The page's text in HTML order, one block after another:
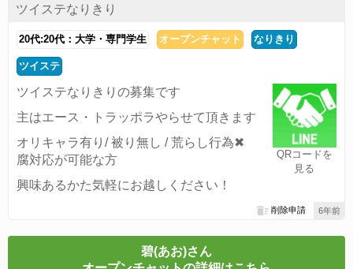
ツイステなりきり
20代:20代：大学・専門学生 オープンチャット なりきり
ツイステ
QRコードを
見る
ツイステなりきりの募集です
主はエース・トラッポラやらせて頂きます
オリキャラ有り/ 被り無し / 荒らし行為✖
腐対応が可能な方
興味あるかた気軽にお越しください！
6年前
削除申請
碧(あお)さん